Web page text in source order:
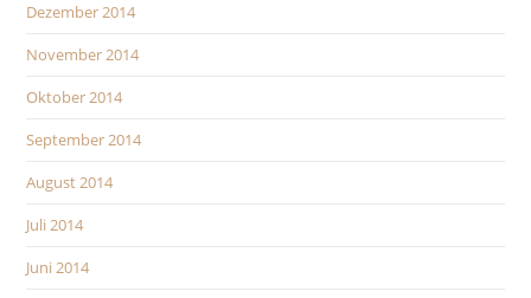
Dezember 2014
November 2014
Oktober 2014
September 2014
August 2014
Juli 2014
Juni 2014